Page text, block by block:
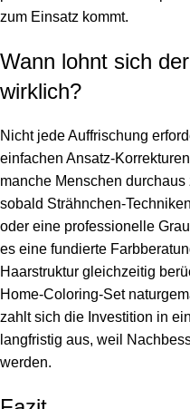
zum Einsatz kommt.
Wann lohnt sich
wirklich?
Nicht jede Auffrischung
einfachen Ansatz-
manche Menschen
sobald Strähnchen-
oder eine professionelle
es eine fundierte
Haarstruktur gleichzeitig
Home-Coloring-Set
zahlt sich die Investition in
langfristig aus, weil
werden.